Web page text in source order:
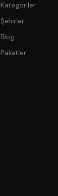
Kategoriler
Şehirler
Blog
Paketler